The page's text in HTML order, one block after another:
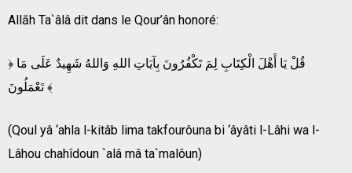
Allāh Ta`âlâ dit dans le Qour’ân honoré:
﴿ قُلْ يَا أَهْلَ الْكِتَابِ لِمَ تَكْفُرُونَ بِآيَاتِ اللهِ وَاللهُ شَهِيدٌ عَلَى مَا
تَعْمَلُونَ ﴾
(Qoul yâ ‘ahla l-kitâb lima takfourôuna bi ‘âyâti l-Lâhi wa l-
Lâhou chahîdoun `alâ mâ ta`malôun)